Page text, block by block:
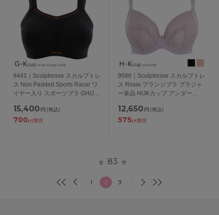
9441｜Sculptresse スカルプトレ
ス Non Padded Sports Racer ワ
イヤー入り スポーツブラ GHIJK
75/80/85/90/95/100cm
15,400 円 (税込)
700pt獲得
9586｜Sculptresse スカルプトレ
ス Roxie プランジブラ ブラジャ
ー単品 HIJKカップ アンダー
12,650 円 (税込)
575pt獲得
全 83 件
1 2 3